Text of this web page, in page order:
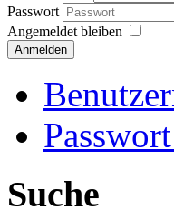
Passwort
Angemeldet bleiben
Anmelden
Suche